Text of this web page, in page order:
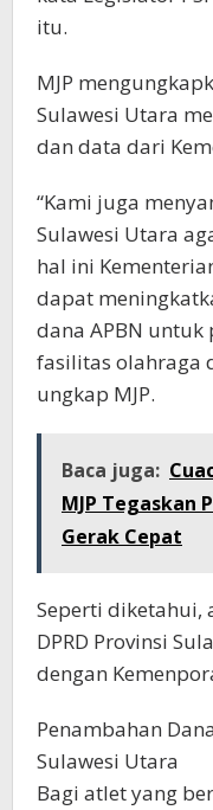
itu.
MJP
Sulawesi Utara
dan data dari
“Kami juga
Sulawesi Utara
hal ini
dapat
dana APBN
fasilitas olahraga
ungkap MJP.
Baca juga:
MJP Tegaskan
Gerak Cepat
Seperti diketahui,
DPRD Provinsi
dengan
Penambahan
Sulawesi Utara
Bagi atlet yang